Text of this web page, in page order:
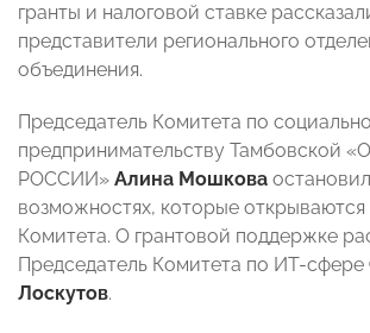
гранты и налоговой ставке
представители регионального
объединения.
Председатель Комитета по
предпринимательству Тамбовской
РОССИИ» Алина Мошкова
возможностях, которые
Комитета. О грантовой поддержке
Председатель Комитета по ИТ-сфере
Лоскутов.